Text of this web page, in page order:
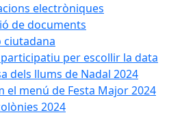
electròniques
de documents
ciutadana
per escollir la data
dels llums de Nadal 2024
el menú de Festa Major 2024
2024